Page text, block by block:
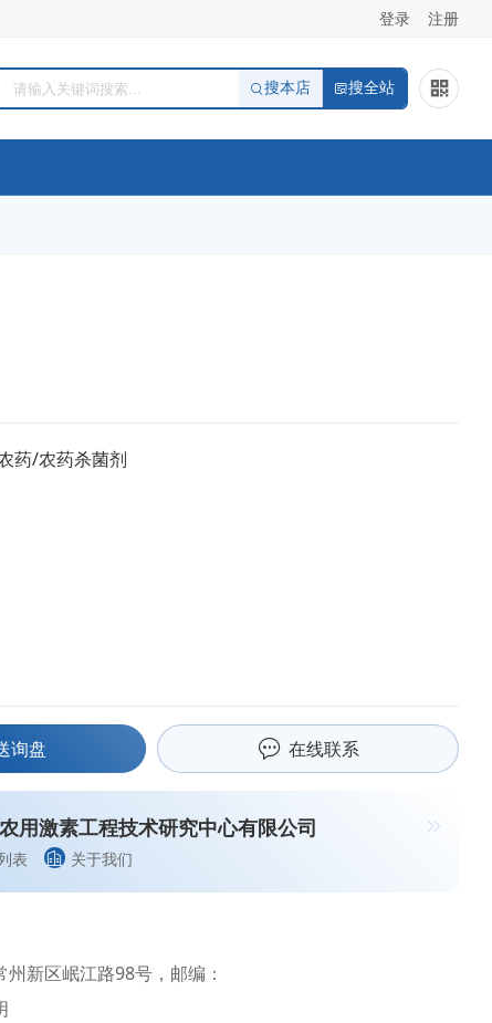
登录 注册
搜本店 搜全站
药/农药杀菌剂
询盘 在线联系
用激素工程技术研究中心有限公司
表 关于我们
新区岷江路98号，邮编：